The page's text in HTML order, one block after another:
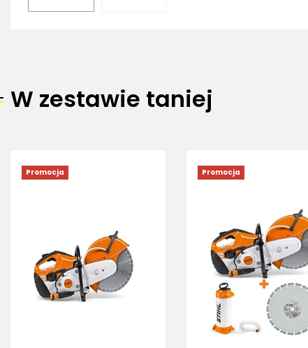
W zestawie taniej
Promocja Promocja